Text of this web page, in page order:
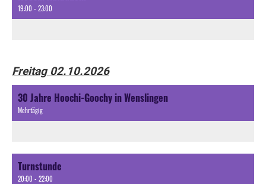
19:00 - 23:00
Freitag 02.10.2026
30 Jahre Hoochi-Goochy in Wenslingen
Mehrtägig
Turnstunde
20:00 - 22:00